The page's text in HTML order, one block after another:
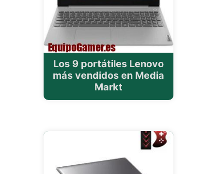
Los 9 portátiles Lenovo
más vendidos en Media
Markt